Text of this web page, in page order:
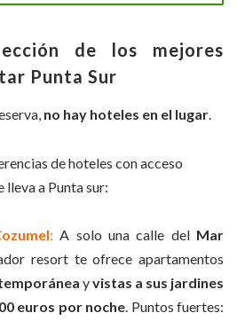
de los mejores
Punta Sur
no hay hoteles en el lugar.
de hoteles con acceso
a Punta sur:
: A solo una calle del Mar
resort te ofrece apartamentos
yvistas a sus jardines
euros por noche. Puntos fuertes: